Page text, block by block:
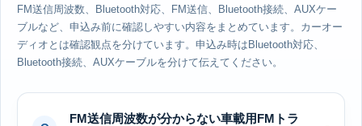
FM送信周波数、Bluetooth対応、FM送信、Bluetooth接続、AUXケー
ブルなど、申込み前に確認しやすい内容をまとめています。カーオー
ディオとは確認観点を分けています。申込み時はBluetooth対応、
Bluetooth接続、AUXケーブルを分けて伝えてください。
FM送信周波数が分からない車載用FMトラ